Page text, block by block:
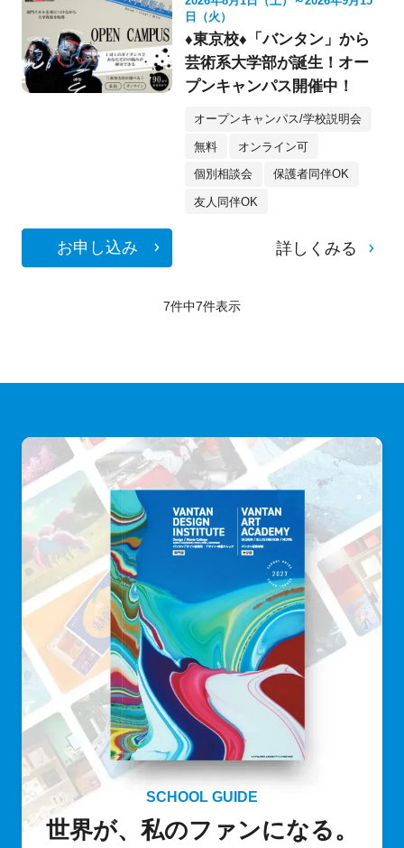
日（火）
♦東京校♦「バンタン」から
芸術系大学部が誕生！オー
プンキャンパス開催中！
オープンキャンパス/学校説明会
無料 オンライン可
個別相談会 保護者同伴OK
友人同伴OK
お申し込み 詳しくみる
7件中7件表示
SCHOOL GUIDE
世界が、私のファンになる。